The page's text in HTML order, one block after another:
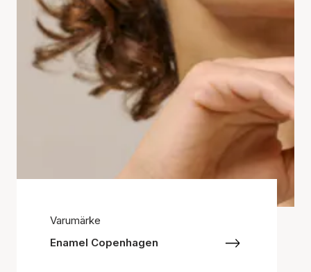
Varumärke
Enamel Copenhagen